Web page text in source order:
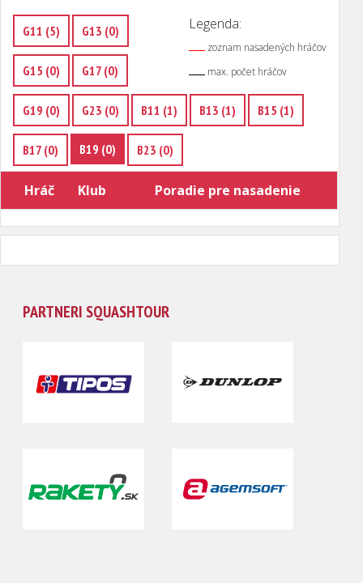
Legenda:
zoznam nasadených hráčov
max. počet hráčov
G11 (5) G13 (0)
G15 (0) G17 (0)
G19 (0) G23 (0) B11 (1) B13 (1) B15 (1)
B17 (0) B19 (0) B23 (0)
Hráč Klub Poradie pre nasadenie
PARTNERI SQUASHTOUR